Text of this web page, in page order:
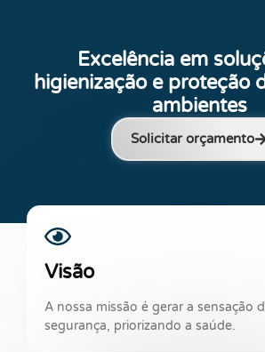
Excelência em
higienização e proteção
ambientes
Solicitar orçamento
Visão
A nossa missão é gerar a sensação
segurança, priorizando a saúde.